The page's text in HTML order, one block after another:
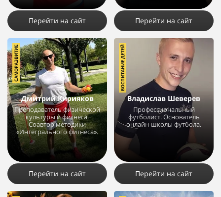
Перейти на сайт Перейти на сайт
Дмитрий Кирияков
Преподаватель физической
культуры и фитнеса.
Соавтор методики
«Интегрального фитнеса».
3198
САМОРАЗВИТИЕ
Перейти на сайт
Владислав Шеверев
Профессиональный
футболист. Основатель
онлайн-школы футбола.
1
ВОСПИТАНИЕ ДЕТЕЙ
Перейти на сайт